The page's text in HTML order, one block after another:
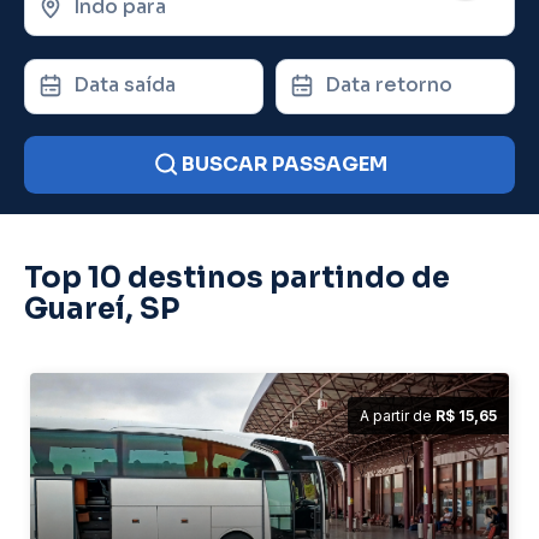
Indo para
Data saída Data retorno
BUSCAR PASSAGEM
Top 10 destinos partindo de
Guareí, SP
A partir de R$ 15,65